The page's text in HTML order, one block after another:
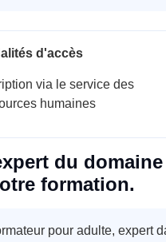
d'accès
via le service des
humaines
du
formation.
pour adulte, expert